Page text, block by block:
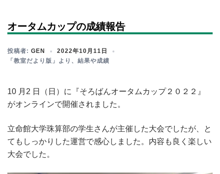
オータムカップの成績報告
投稿者: GEN
2022年10月11日
「教室だより版」より 、 結果や成績
10 月2 日（日）に『そろばんオータムカップ２０２２』
がオンラインで開催されました。
立命館大学珠算部の学生さんが主催した大会でしたが、と
てもしっかりした運営で感心しました。内容も良く楽しい
大会でした。